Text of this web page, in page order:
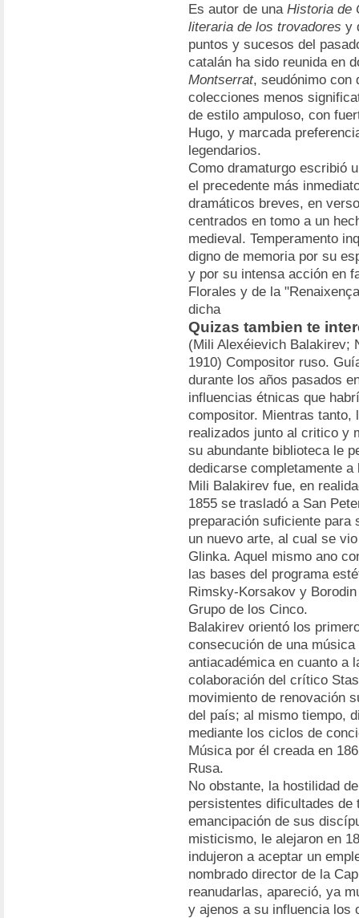
Es autor de una Historia de
literaria de los trovadores y
puntos y sucesos del
catalán ha sido reunida en
Montserrat, seudónimo con
colecciones menos
de estilo ampuloso, con
Hugo, y marcada
legendarios.
Como dramaturgo escribió
el precedente más
dramáticos breves, en
centrados en tomo a un
medieval. Temperamento
digno de memoria por su
y por su intensa acción en
Florales y de la
dicha
Quizas tambien te
(Mili Alexéievich Balakirev;
1910) Compositor ruso.
durante los años pasados
influencias étnicas que
compositor. Mientras
realizados junto al critico y
su abundante biblioteca le
dedicarse completamente a
Mili Balakirev fue, en
1855 se trasladó a San
preparación suficiente para
un nuevo arte, al cual se
Glinka. Aquel mismo ano
las bases del programa
Rimsky-Korsakov y
Grupo de los Cinco.
Balakirev orientó los
consecución de una
antiacadémica en cuanto a
colaboración del crítico
movimiento de renovación
del país; al mismo tiempo,
mediante los ciclos de
Música por él creada en
Rusa.
No obstante, la hostilidad
persistentes dificultades de
emancipación de sus
misticismo, le alejaron en
indujeron a aceptar un
nombrado director de la
reanudarlas, apareció, ya
y ajenos a su influencia los